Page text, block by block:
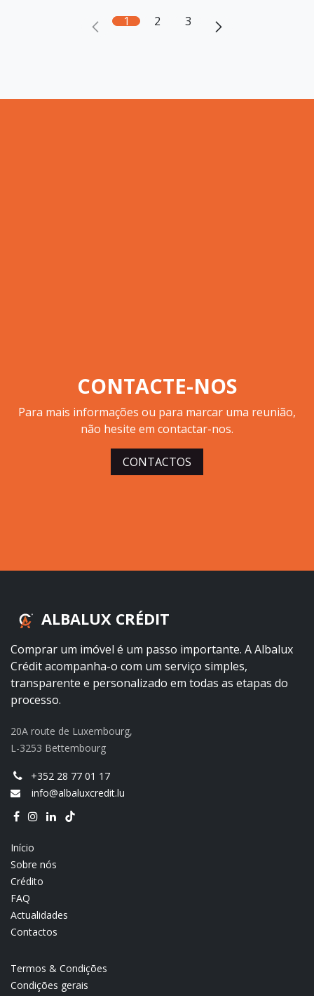
1 2 3
CONTACTE-NOS
Para mais informações ou para marcar uma reunião,
não hesite em contactar-nos.
CONTACTOS
ALBALUX CRÉDIT
Comprar um imóvel é um passo importante. A Albalux
Crédit acompanha-o com um serviço simples,
transparente e personalizado em todas as etapas do
processo.
20A route de Luxembourg,
L-3253 Bettembourg
+352 28 77 01 17
info@albaluxcredit.lu
Início
Sobre nós
Crédito
FAQ
Actualidades
Contactos
Termos & Condições
Condições gerais